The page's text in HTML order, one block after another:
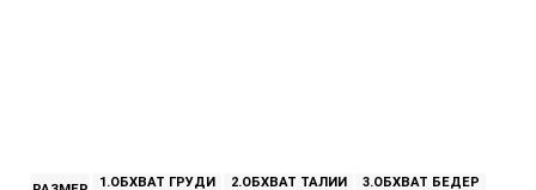
1.ОБХВАТ ГРУДИ
2.ОБХВАТ ТАЛИИ
3.ОБХВАТ БЕДЕР